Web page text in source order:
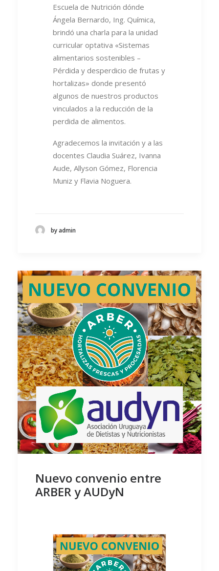
Escuela de Nutrición dónde
Ángela Bernardo, Ing. Química,
brindó una charla para la unidad
curricular optativa «Sistemas
alimentarios sostenibles –
Pérdida y desperdicio de frutas y
hortalizas» donde presentó
algunos de nuestros productos
vinculados a la reducción de la
perdida de alimentos.
Agradecemos la invitación y a las
docentes Claudia Suárez, Ivanna
Aude, Allyson Gómez, Florencia
Muniz y Flavia Noguera.
by admin
Nuevo convenio entre
ARBER y AUDyN